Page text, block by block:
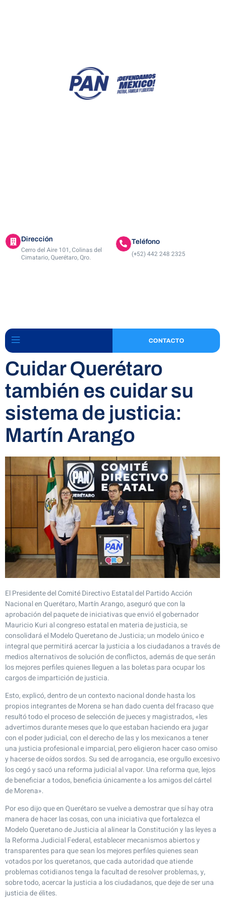
Dirección
Cerro del Aire 101, Colinas del
Cimatario, Querétaro, Qro.
Teléfono
(+52) 442 248 2325
CONTACTO
Cuidar Querétaro
también es cuidar su
sistema de justicia:
Martín Arango
El Presidente del Comité Directivo Estatal del Partido Acción
Nacional en Querétaro, Martín Arango, aseguró que con la
aprobación del paquete de iniciativas que envió el gobernador
Mauricio Kuri al congreso estatal en materia de justicia, se
consolidará el Modelo Queretano de Justicia; un modelo único e
integral que permitirá acercar la justicia a los ciudadanos a través de
medios alternativos de solución de conflictos, además de que serán
los mejores perfiles quienes lleguen a las boletas para ocupar los
cargos de impartición de justicia.
Esto, explicó, dentro de un contexto nacional donde hasta los
propios integrantes de Morena se han dado cuenta del fracaso que
resultó todo el proceso de selección de jueces y magistrados, «les
advertimos durante meses que lo que estaban haciendo era jugar
con el poder judicial, con el derecho de las y los mexicanos a tener
una justicia profesional e imparcial, pero eligieron hacer caso omiso
y hacerse de oídos sordos. Su sed de arrogancia, ese orgullo excesivo
los cegó y sacó una reforma judicial al vapor. Una reforma que, lejos
de beneficiar a todos, beneficia únicamente a los amigos del cártel
de Morena».
Por eso dijo que en Querétaro se vuelve a demostrar que sí hay otra
manera de hacer las cosas, con una iniciativa que fortalezca el
Modelo Queretano de Justicia al alinear la Constitución y las leyes a
la Reforma Judicial Federal, establecer mecanismos abiertos y
transparentes para que sean los mejores perfiles quienes sean
votados por los queretanos, que cada autoridad que atiende
problemas cotidianos tenga la facultad de resolver problemas, y,
sobre todo, acercar la justicia a los ciudadanos, que deje de ser una
justicia de élites.